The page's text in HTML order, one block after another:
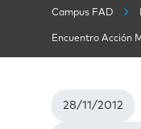
Campus FAD
Encuentro Acción
28/11/2012